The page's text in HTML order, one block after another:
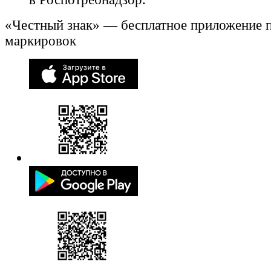
«Честный знак» — бесплатное приложение
маркировок